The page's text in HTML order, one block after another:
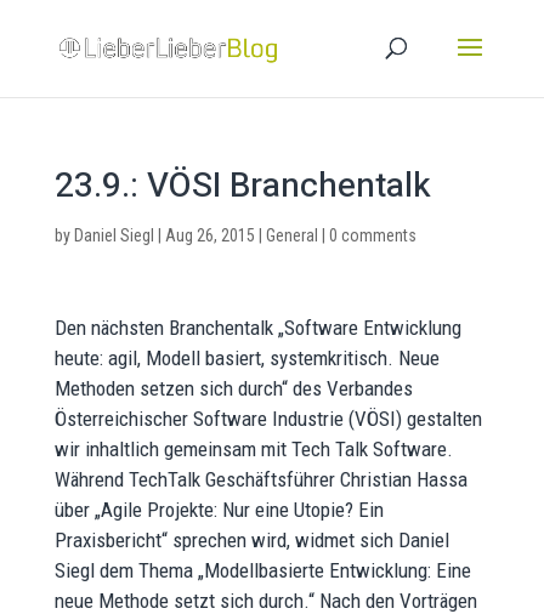
23.9.: VÖSI Branchentalk
by Daniel Siegl Aug 26, 2015 General 0 comments
Den nächsten Branchentalk „Software Entwicklung
heute: agil, Modell basiert, systemkritisch. Neue
Methoden setzen sich durch“ des Verbandes
Österreichischer Software Industrie (VÖSI) gestalten
wir inhaltlich gemeinsam mit Tech Talk Software.
Während TechTalk Geschäftsführer Christian Hassa
über „Agile Projekte: Nur eine Utopie? Ein
Praxisbericht“ sprechen wird, widmet sich Daniel
Siegl dem Thema „Modellbasierte Entwicklung: Eine
neue Methode setzt sich durch.“ Nach den Vorträgen